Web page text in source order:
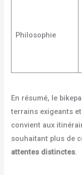
Philosophie
En résumé, le
terrains exigeants
convient aux
souhaitant plus de
attentes distinctes.